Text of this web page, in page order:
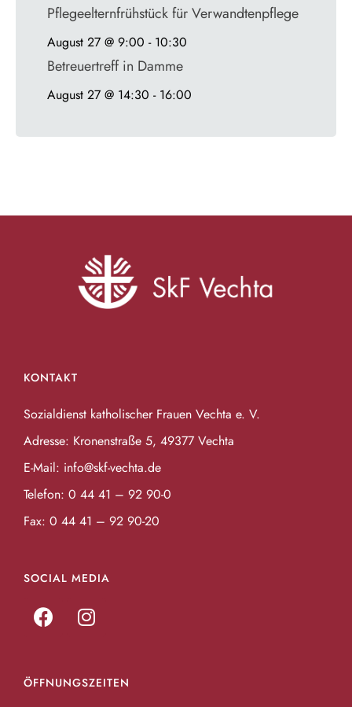
Pflegeelternfrühstück für Verwandtenpflege
August 27 @ 9:00 - 10:30
Betreuertreff in Damme
August 27 @ 14:30 - 16:00
KONTAKT
Sozialdienst katholischer Frauen Vechta e. V.
Adresse: Kronenstraße 5, 49377 Vechta
E-Mail: info@skf-vechta.de
Telefon: 0 44 41 – 92 90-0
Fax: 0 44 41 – 92 90-20
SOCIAL MEDIA
ÖFFNUNGSZEITEN